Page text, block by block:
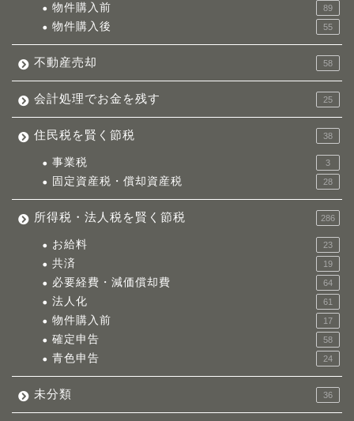
物件購入前 89
物件購入後 55
不動産売却 58
会計処理でお金を残す 25
住民税を賢く節税 38
事業税 3
固定資産税・償却資産税 28
所得税・法人税を賢く節税 286
お給料 23
共済 19
必要経費・減価償却費 64
法人化 61
物件購入前 17
確定申告 58
青色申告 24
未分類 36